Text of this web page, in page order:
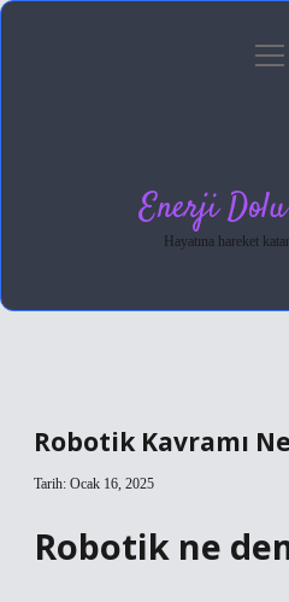
Gizlilik
Enerji
Hayatına hareket
Robotik Kavramı
Tarih: Ocak 16, 2025
Robotik ne